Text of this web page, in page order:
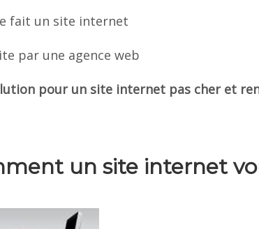
fait un site internet
par une agence web
pour un site internet pas cher et
un site internet